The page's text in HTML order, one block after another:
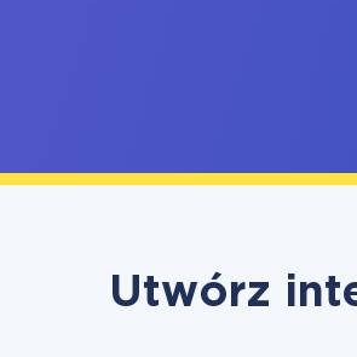
Utwórz